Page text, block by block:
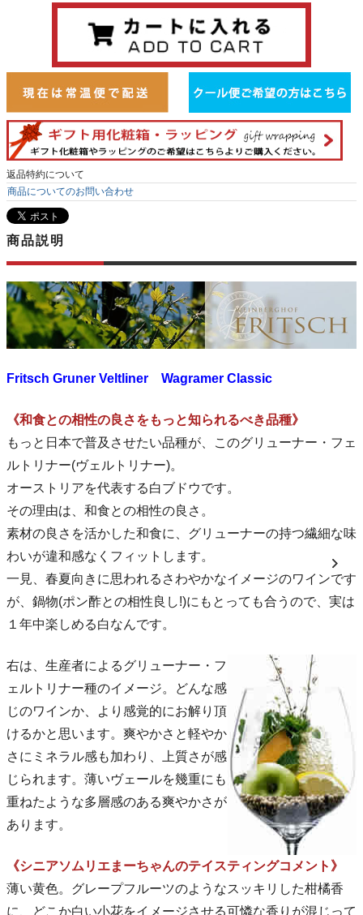
返品特約について
商品についてのお問い合わせ
商品説明
Fritsch Gruner Veltliner Wagramer Classic
《和食との相性の良さをもっと知られるべき品種》
もっと日本で普及させたい品種が、このグリューナー・フェ
ルトリナー(ヴェルトリナー)。
オーストリアを代表する白ブドウです。
その理由は、和食との相性の良さ。
素材の良さを活かした和食に、グリューナーの持つ繊細な味
わいが違和感なくフィットします。
一見、春夏向きに思われるさわやかなイメージのワインです
が、鍋物(ポン酢との相性良し!)にもとっても合うので、実は
１年中楽しめる白なんです。
右は、生産者によるグリューナー・フ
ェルトリナー種のイメージ。どんな感
じのワインか、より感覚的にお解り頂
けるかと思います。爽やかさと軽やか
さにミネラル感も加わり、上質さが感
じられます。薄いヴェールを幾重にも
重ねたような多層感のある爽やかさが
あります。
《シニアソムリエまーちゃんのテイスティングコメント》
薄い黄色。グレープフルーツのようなスッキリした柑橘香
に、どこか白い小花をイメージさせる可憐な香りが混じって